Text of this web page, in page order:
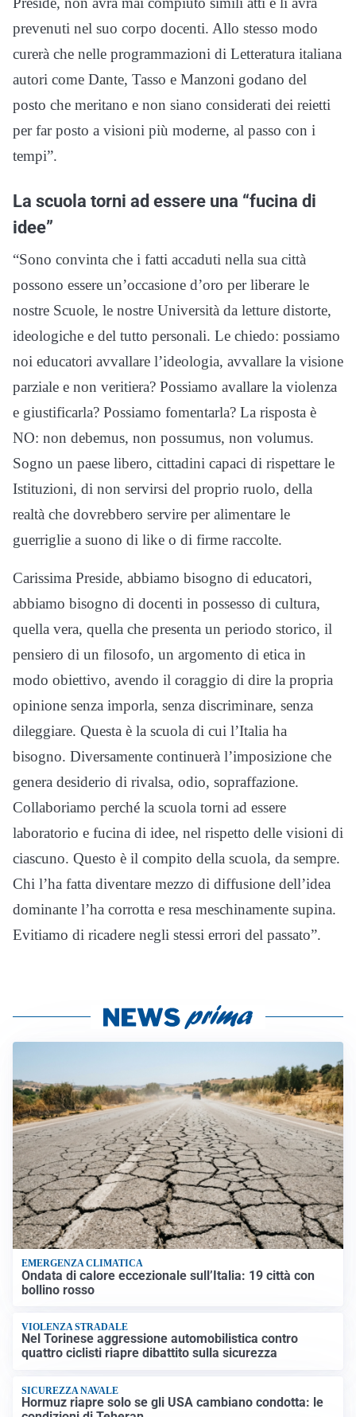
prevenuti nel suo corpo docenti. Allo stesso modo
curerà che nelle programmazioni di Letteratura italiana
autori come Dante, Tasso e Manzoni godano del
posto che meritano e non siano considerati dei reietti
per far posto a visioni più moderne, al passo con i
tempi”.
La scuola torni ad essere una “fucina di
idee”
“Sono convinta che i fatti accaduti nella sua città
possono essere un’occasione d’oro per liberare le
nostre Scuole, le nostre Università da letture distorte,
ideologiche e del tutto personali. Le chiedo: possiamo
noi educatori avvallare l’ideologia, avvallare la visione
parziale e non veritiera? Possiamo avallare la violenza
e giustificarla? Possiamo fomentarla? La risposta è
NO: non debemus, non possumus, non volumus.
Sogno un paese libero, cittadini capaci di rispettare le
Istituzioni, di non servirsi del proprio ruolo, della
realtà che dovrebbero servire per alimentare le
guerriglie a suono di like o di firme raccolte.
Carissima Preside, abbiamo bisogno di educatori,
abbiamo bisogno di docenti in possesso di cultura,
quella vera, quella che presenta un periodo storico, il
pensiero di un filosofo, un argomento di etica in
modo obiettivo, avendo il coraggio di dire la propria
opinione senza imporla, senza discriminare, senza
dileggiare. Questa è la scuola di cui l’Italia ha
bisogno. Diversamente continuerà l’imposizione che
genera desiderio di rivalsa, odio, sopraffazione.
Collaboriamo perché la scuola torni ad essere
laboratorio e fucina di idee, nel rispetto delle visioni di
ciascuno. Questo è il compito della scuola, da sempre.
Chi l’ha fatta diventare mezzo di diffusione dell’idea
dominante l’ha corrotta e resa meschinamente supina.
Evitiamo di ricadere negli stessi errori del passato”.
EMERGENZA CLIMATICA
Ondata di calore eccezionale sull’Italia: 19 città con
bollino rosso
VIOLENZA STRADALE
Nel Torinese aggressione automobilistica contro
quattro ciclisti riapre dibattito sulla sicurezza
SICUREZZA NAVALE
Hormuz riapre solo se gli USA cambiano condotta: le